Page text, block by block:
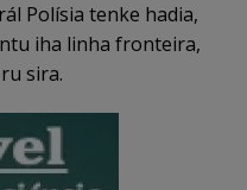
Polísia tenke hadia,
iha linha fronteira,
sira.